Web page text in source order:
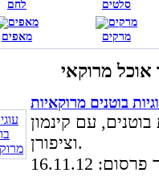
לחם סלטים
מאפים מרקים
בוטנים מרוקאיות
עם קינמון
וציפורן.
16.11.12